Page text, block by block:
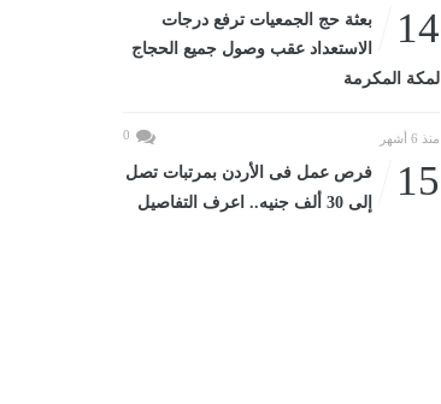
14
بعثة حج الجمعيات ترفع درجات
الاستعداد عقب وصول جميع الحجاج
لمكة المكرمة
منذ 6 أشهر 0
15
فرص عمل فى الأردن بمرتبات تصل
إلى 30 ألف جنيه.. اعرف التفاصيل